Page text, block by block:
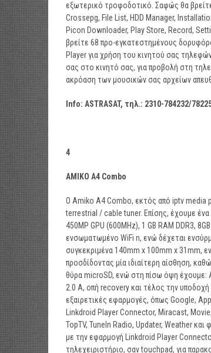
εξωτερικό τροφοδοτικό. Σαφώς θα
Crossepg, File List, HDD Manager,
Picon Downloader, Play Store, Record,
βρείτε 68 προ-εγκατεστημένους
Player για χρήση του κινητού σας
σας στο κινητό σας, για προβολή στη
ακρόαση των μουσικών σας αρχείων
Info: ASTRASAT, τηλ.: 2310-784232/
4
ΑΜΙΚΟ A4 Combo
Ο Amiko Α4 Combo, εκτός από iptv media
terrestrial / cable tuner. Επίσης, έχουμε
450MP GPU (600MHz), 1 GB RAM DDR3,
ενσωματωμένο WiFi n, ενώ δέχεται
συγκεκριμένα 140mm x 100mm x 31mm,
προσδίδοντας μία ιδιαίτερη αίσθηση,
θύρα microSD, ενώ στη πίσω όψη έχουμε:
2.0 A, οπή recovery και τέλος την
εξαιρετικές εφαρμογές, όπως Google,
Linkdroid Player Connector, Miracast,
TopTV, TuneIn Radio, Updater, Weather
με την εφαρμογή Linkdroid Player
τηλεχειριστήριο, σαν touchpad, για